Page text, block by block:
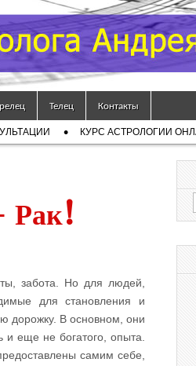
Телец Контакты
КУРС АСТРОЛОГИИ
Рак!
забота. Но для людей,
для становления и
дорожку. В основном, они
и еще не богатого, опыта.
самим себе,